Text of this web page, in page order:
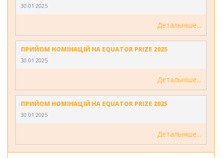
30.01.2025
Детальніше
ПРИЙОМ НОМІНАЦІЙ НА EQUATOR PRIZE 2025
30.01.2025
Детальніше
ПРИЙОМ НОМІНАЦІЙ НА EQUATOR PRIZE 2025
30.01.2025
Детальніше